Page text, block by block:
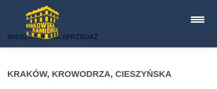
KRAKÓW, KROWODRZA, CIESZYŃSKA
MIESZKANIE NA SPRZEDAŻ